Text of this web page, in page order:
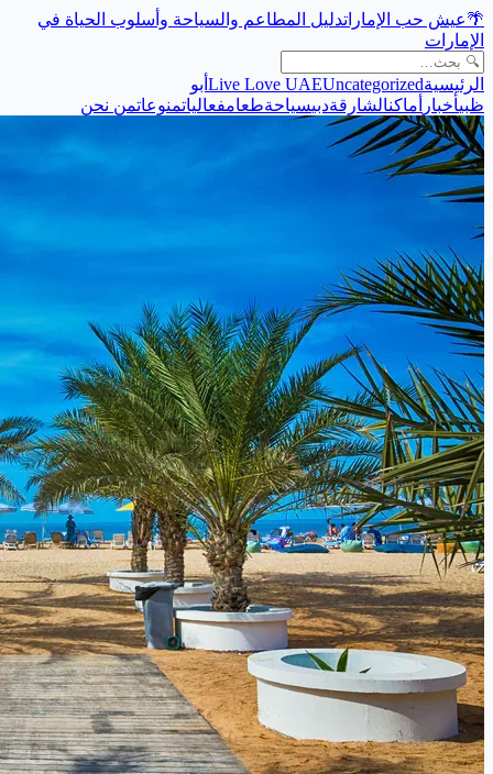
🌴عيش حب الإماراتدليل المطاعم والسياحة وأسلوب الحياة في
الإمارات
الرئيسية Live Love UAEUncategorized
أبو
ظبيأخبار أماكنالشارقةدبيسياحةطعامفعالياتمنوعاتمن نحن